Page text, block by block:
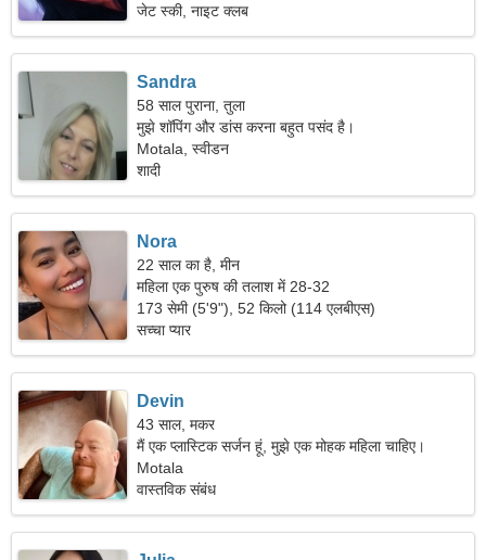
जेट स्की, नाइट क्लब
Sandra
58 साल पुराना, तुला
मुझे शॉपिंग और डांस करना बहुत पसंद है।
Motala, स्वीडन
शादी
Nora
22 साल का है, मीन
महिला एक पुरुष की तलाश में 28-32
173 सेमी (5'9"), 52 किलो (114 एलबीएस)
सच्चा प्यार
Devin
43 साल, मकर
मैं एक प्लास्टिक सर्जन हूं, मुझे एक मोहक महिला चाहिए।
Motala
वास्तविक संबंध